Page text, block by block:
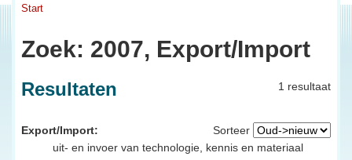
Start
Zoek: 2007, Export/Import
1 resultaat
Resultaten
Sorteer
Export/Import:
uit- en invoer van technologie, kennis en materiaal